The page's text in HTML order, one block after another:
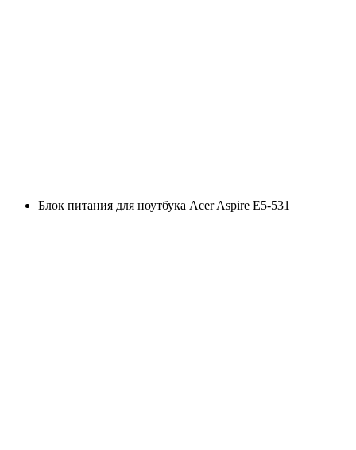
Блок питания для ноутбука Acer Aspire E5-531